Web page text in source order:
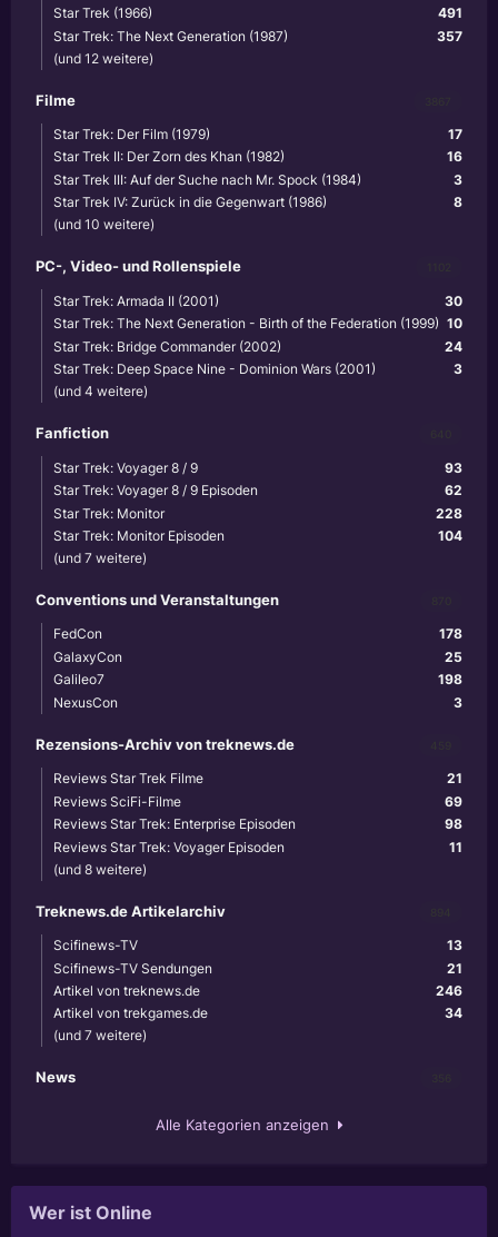
491
Star Trek (1966)
357
Star Trek: The Next Generation (1987)
(und 12 weitere)
Filme
17
Star Trek: Der Film (1979)
16
Star Trek II: Der Zorn des Khan (1982)
3
Star Trek III: Auf der Suche nach Mr. Spock (1984)
8
Star Trek IV: Zurück in die Gegenwart (1986)
(und 10 weitere)
PC-, Video- und Rollenspiele
30
Star Trek: Armada II (2001)
10
Star Trek: The Next Generation - Birth of the Federation (1999)
24
Star Trek: Bridge Commander (2002)
3
Star Trek: Deep Space Nine - Dominion Wars (2001)
(und 4 weitere)
Fanfiction
93
Star Trek: Voyager 8 / 9
62
Star Trek: Voyager 8 / 9 Episoden
228
Star Trek: Monitor
104
Star Trek: Monitor Episoden
(und 7 weitere)
Conventions und Veranstaltungen
178
FedCon
25
GalaxyCon
198
Galileo7
3
NexusCon
Rezensions-Archiv von treknews.de
21
Reviews Star Trek Filme
69
Reviews SciFi-Filme
98
Reviews Star Trek: Enterprise Episoden
11
Reviews Star Trek: Voyager Episoden
(und 8 weitere)
Treknews.de Artikelarchiv
13
Scifinews-TV
21
Scifinews-TV Sendungen
246
Artikel von treknews.de
34
Artikel von trekgames.de
(und 7 weitere)
News
Alle Kategorien anzeigen
Wer ist Online